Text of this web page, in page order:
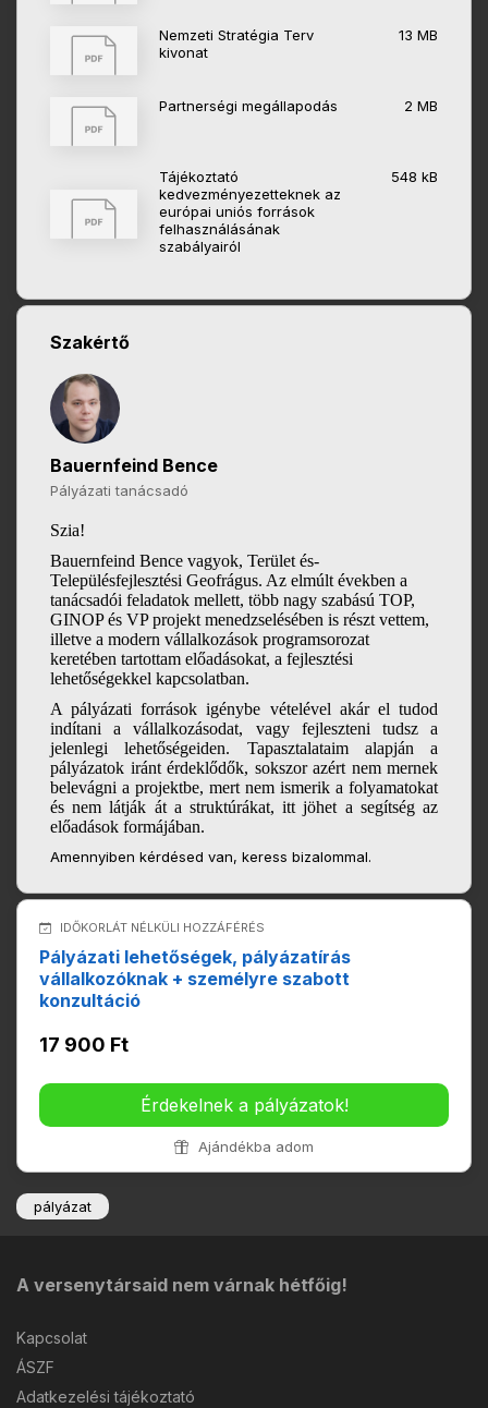
Nemzeti Stratégia Terv
kivonat
13 MB
Partnerségi megállapodás 2 MB
Tájékoztató
kedvezményezetteknek az
európai uniós források
felhasználásának
szabályairól
548 kB
Szakértő
Bauernfeind Bence
Pályázati tanácsadó
Szia!
Bauernfeind Bence vagyok, Terület és-
Településfejlesztési Geofrágus. Az elmúlt években a
tanácsadói feladatok mellett, több nagy szabású TOP,
GINOP és VP projekt menedzselésében is részt vettem,
illetve a modern vállalkozások programsorozat
keretében tartottam előadásokat, a fejlesztési
lehetőségekkel kapcsolatban.
A pályázati források igénybe vételével akár el tudod
indítani a vállalkozásodat, vagy fejleszteni tudsz a
jelenlegi lehetőségeiden. Tapasztalataim alapján a
pályázatok iránt érdeklődők, sokszor azért nem mernek
belevágni a projektbe, mert nem ismerik a folyamatokat
és nem látják át a struktúrákat, itt jöhet a segítség az
előadások formájában.
Amennyiben kérdésed van, keress bizalommal.
IDŐKORLÁT NÉLKÜLI HOZZÁFÉRÉS
Pályázati lehetőségek, pályázatírás
vállalkozóknak + személyre szabott
konzultáció
17 900 Ft
Érdekelnek a pályázatok!
Ajándékba adom
pályázat
A versenytársaid nem várnak hétfőig!
Kapcsolat
ÁSZF
Adatkezelési tájékoztató